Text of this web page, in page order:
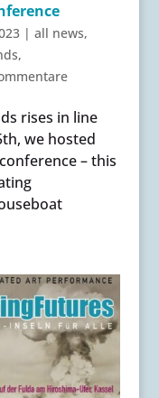
| all news,
,
rises in line
we hosted
– this